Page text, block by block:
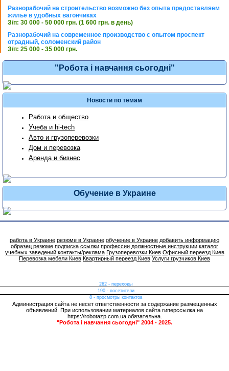
Разнорабочий на строительство возможно без опыта предоставляем
жилье в удобных вагончиках
З/п: 30 000 - 50 000 грн. (1 600 грн. в день)
Разнорабочий на современное производство с опытом проспект
отрадный, соломенский район
З/п: 25 000 - 35 000 грн.
"Робота і навчання сьогодні"
Новости по темам
Работа и общество
Учеба и hi-tech
Авто и грузоперевозки
Дом и перевозка
Аренда и бизнес
Обучение в Украине
работа в Украине резюме в Украине обучение в Украине добавить информацию
образец резюме подписка ссылки профессии должностные инструкции каталог
учебных заведений контакты/реклама Грузоперевозки Киев Офисный переезд Киев
Перевозка мебели Киев Квартирный переезд Киев Услуги грузчиков Киев
262 - переходы
190 - посетители
8 - просмотры контактов
Администрация сайта не несет ответственности за содержание размещенных
объявлений. При использовании материалов сайта гиперссылка на
https://robotazp.com.ua обязательна.
"Робота і навчання сьогодні" 2004 - 2025.